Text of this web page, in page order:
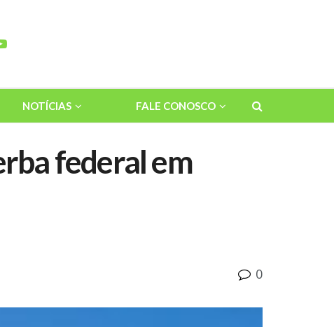
NOTÍCIAS FALE CONOSCO
federal em
0